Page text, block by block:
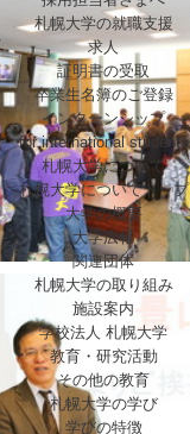
札幌大学の就職支援
求人
証明書の受取
卒業生名簿のご登録
インターンシップ
for internationalstudents
札幌大学について
札幌大学についてトップ
大学の概要
大学広報
関連団体
札幌大学の取り組み
施設案内
学校法人 札幌大学
教育・研究活動
その他の教育
札幌大学の学び
学びの特徴